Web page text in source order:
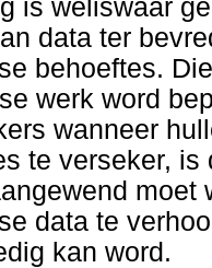
is weliswaar
data ter
behoeftes.
werk word
wanneer
te verseker,
moet
data te
kan word.